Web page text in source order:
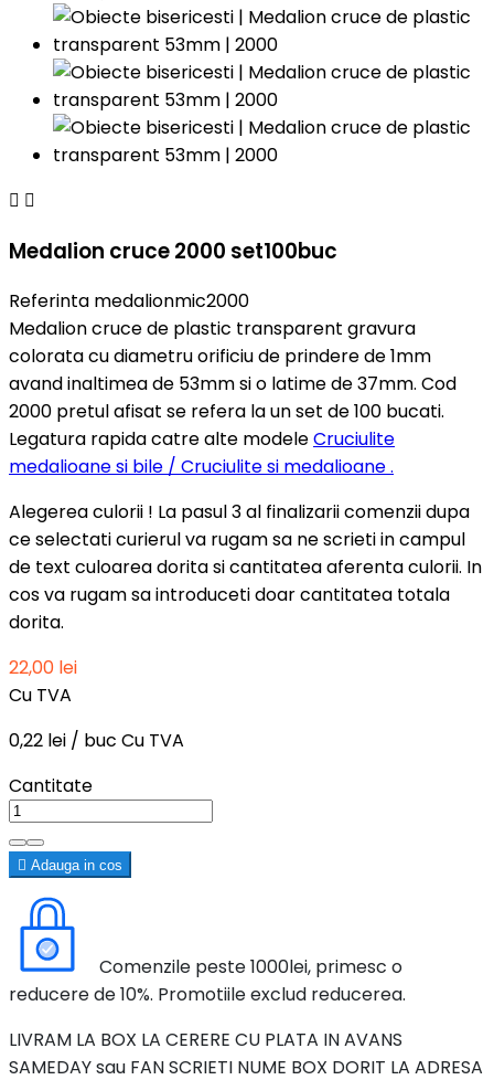
 
Medalion cruce 2000 set100buc
Referinta medalionmic2000
Medalion cruce de plastic transparent gravura
colorata cu diametru orificiu de prindere de 1mm
avand inaltimea de 53mm si o latime de 37mm. Cod
2000 pretul afisat se refera la un set de 100 bucati.
Legatura rapida catre alte modeleCruciulite
medalioane si bile / Cruciulite si medalioane .
Alegerea culorii ! La pasul 3 al finalizarii comenzii dupa
ce selectati curierul va rugam sa ne scrieti in campul
de text culoarea dorita si cantitatea aferenta culorii. In
cos va rugam sa introduceti doar cantitatea totala
dorita.
22,00 lei
Cu TVA
0,22 lei / buc Cu TVA
Cantitate
 Adauga in cos
Comenzile peste 1000lei, primesc o
reducere de 10%. Promotiile exclud reducerea.
LIVRAM LA BOX LA CERERE CU PLATA IN AVANS
SAMEDAY sau FAN SCRIETI NUME BOX DORIT LA ADRESA